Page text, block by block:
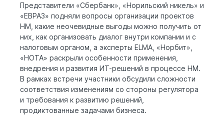
Представители «Сбербанк», «Норильский никель» и
«ЕВРАЗ» подняли вопросы организации проектов
НМ, какие неочевидные выгоды можно получить от
них, как организовать диалог внутри компании и с
налоговым органом, а эксперты ELMA, «Норбит»,
«НОТА» раскрыли особенности применения,
внедрения и развития ИТ-решений в процессе НМ.
В рамках встречи участники обсудили сложности
соответствия изменениям со стороны регулятора
и требования к развитию решений,
продиктованные задачами бизнеса.